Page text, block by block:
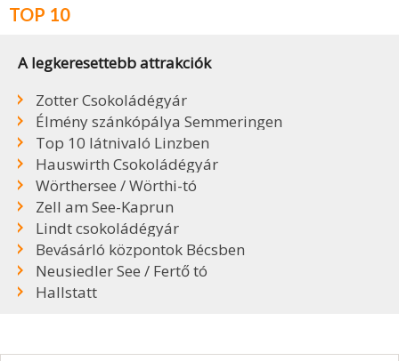
TOP 10
A legkeresettebb attrakciók
Zotter Csokoládégyár
Élmény szánkópálya Semmeringen
Top 10 látnivaló Linzben
Hauswirth Csokoládégyár
Wörthersee / Wörthi-tó
Zell am See-Kaprun
Lindt csokoládégyár
Bevásárló központok Bécsben
Neusiedler See / Fertő tó
Hallstatt